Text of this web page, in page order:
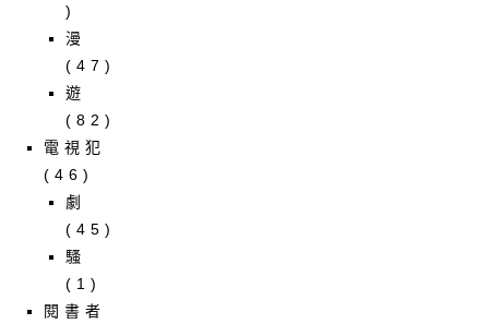
)
漫
(47)
遊
(82)
電視犯
(46)
劇
(45)
騷
(1)
閱書者